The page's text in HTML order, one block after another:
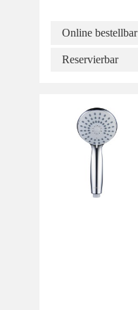
Online bestellbar
Reservierbar